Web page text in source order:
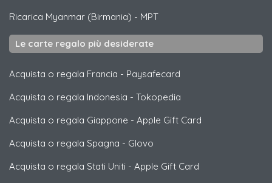
Ricarica Myanmar (Birmania) - MPT
Le carte regalo più desiderate
Acquista o regala Francia - Paysafecard
Acquista o regala Indonesia - Tokopedia
Acquista o regala Giappone - Apple Gift Card
Acquista o regala Spagna - Glovo
Acquista o regala Stati Uniti - Apple Gift Card